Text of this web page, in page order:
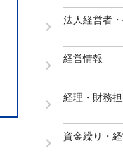
法人経営者
経営情報
経理・財務
資金繰り・